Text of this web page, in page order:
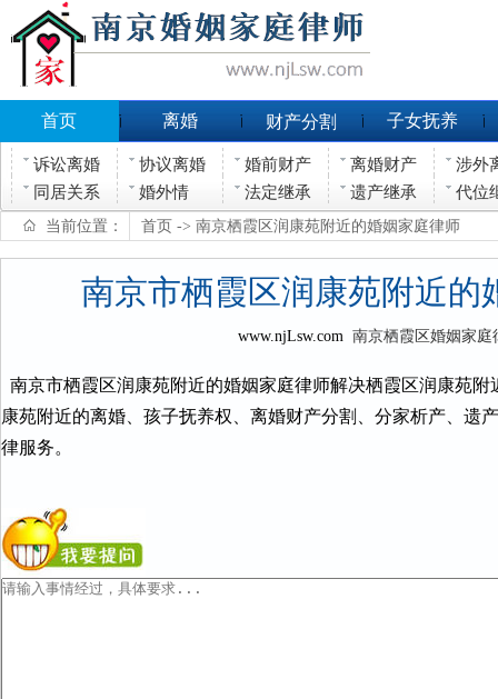
首页 离婚 财产分割 子女抚养
诉讼离婚 协议离婚 婚前财产 离婚财产
涉外
同居关系
婚外情 法定继承 遗产继承 代位
当前位置： 首页 -> 南京栖霞区润康苑附近的婚姻家庭律师
南京市栖霞区润康苑附近的
www.njLsw.com南京栖霞区婚姻家庭
南京市栖霞区润康苑附近的婚姻家庭律师解决栖霞区润康苑
康苑附近的离婚、孩子抚养权、离婚财产分割、分家析产、遗
律服务。